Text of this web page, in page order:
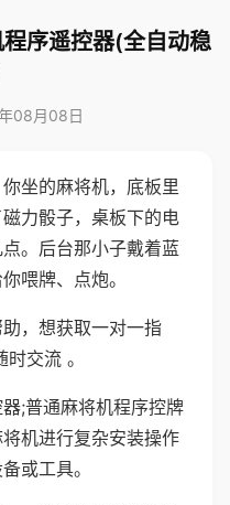
序遥控器(全自动稳
08月08日
坐的麻将机，底板里
力骰子，桌板下的电
。后台那小子戴着蓝
喂牌、点炮。
，想获取一对一指
交流 。
;普通麻将机程序控牌
机进行复杂安装操作
或工具。